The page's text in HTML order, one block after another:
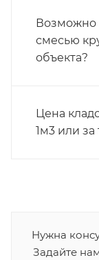
Возможно
смесью
объекта?
Цена
1м3 или за
Нужна
Задайте